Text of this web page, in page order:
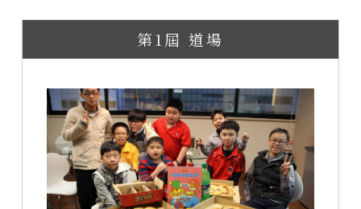
第1屆 道場